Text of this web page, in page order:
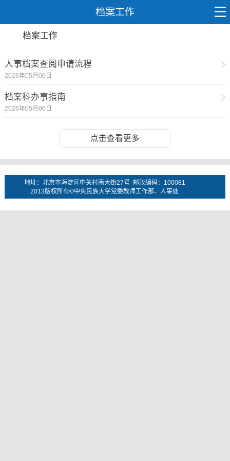
档案工作
档案工作
人事档案查阅申请流程
2026年05月06日
档案科办事指南
2026年05月06日
点击查看更多
地址：北京市海淀区中关村南大街27号 邮政编码：100081
2013版权所有©中央民族大学党委教师工作部、人事处